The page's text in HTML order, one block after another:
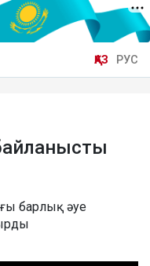
ҚАЗ РУС
барлық әуе